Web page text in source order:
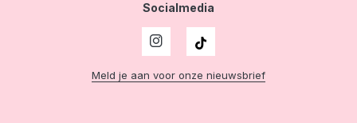
Socialmedia
Meld je aan voor onze nieuwsbrief